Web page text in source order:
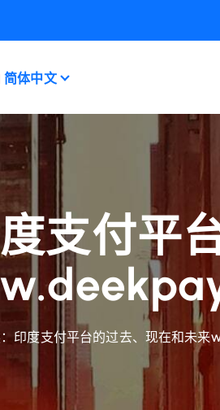
简体中文
支付平
：印度支付平台的过去、现在和未